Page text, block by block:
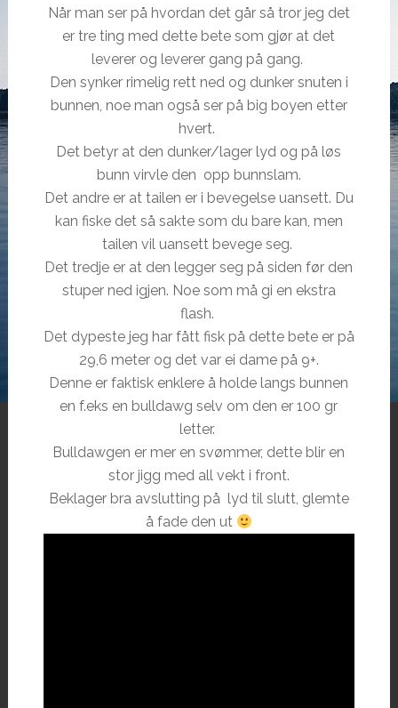
Når man ser på hvordan det går så tror jeg det
er tre ting med dette bete som gjør at det
leverer og leverer gang på gang.
Den synker rimelig rett ned og dunker snuten i
bunnen, noe man også ser på big boyen etter
hvert.
Det betyr at den dunker/lager lyd og på løs
bunn virvle den opp bunnslam.
Det andre er at tailen er i bevegelse uansett. Du
kan fiske det så sakte som du bare kan, men
tailen vil uansett bevege seg.
Det tredje er at den legger seg på siden før den
stuper ned igjen. Noe som må gi en ekstra
flash.
Det dypeste jeg har fått fisk på dette bete er på
29,6 meter og det var ei dame på 9+.
Denne er faktisk enklere å holde langs bunnen
en f.eks en bulldawg selv om den er 100 gr
letter.
Bulldawgen er mer en svømmer, dette blir en
stor jigg med all vekt i front.
Beklager bra avslutting på lyd til slutt, glemte
å fade den ut